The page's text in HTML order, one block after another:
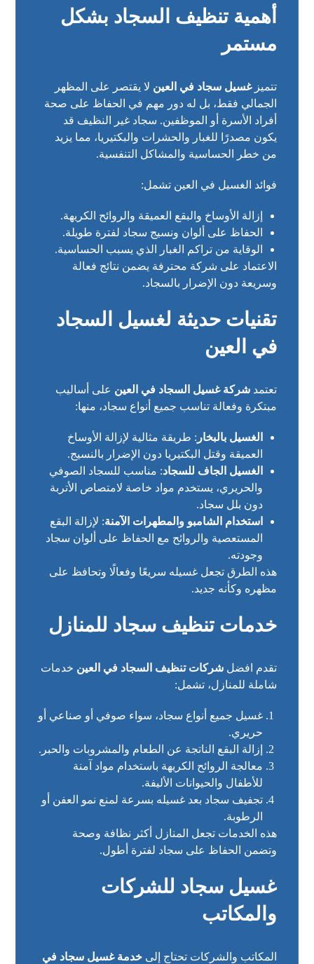
أهمية تنظيف السجاد بشكل
مستمر
تتميزغسيل سجاد في العين لا يقتصر على المظهر
الجمالي فقط، بل له دور مهم في الحفاظ على صحة
أفراد الأسرة أو الموظفين. سجاد غير النظيف قد
يكون مصدرًا للغبار والحشرات والبكتيريا، مما يزيد
من خطر الحساسية والمشاكل التنفسية.
فوائد الغسيل في العين تشمل:
إزالة الأوساخ والبقع العميقة والروائح الكريهة.
الحفاظ على ألوان ونسيج سجاد لفترة طويلة.
الوقاية من تراكم الغبار الذي يسبب الحساسية.
الاعتماد على شركة محترفة يضمن نتائج فعالة
وسريعة دون الإضرار بالسجاد.
تقنيات حديثة لغسيل السجاد
في العين
تعتمدشركة غسيل السجاد في العين على أساليب
مبتكرة وفعالة تناسب جميع أنواع سجاد، منها:
الغسيل بالبخار : طريقة مثالية لإزالة الأوساخ
العميقة وقتل البكتيريا دون الإضرار بالنسيج.
الغسيل الجاف للسجاد: مناسب للسجاد الصوفي
والحريري، يستخدم مواد خاصة لامتصاص الأتربة
دون بلل سجاد.
استخدام الشامبو والمطهرات الآمنة: لإزالة البقع
المستعصية والروائح مع الحفاظ على ألوان سجاد
وجودته.
هذه الطرق تجعل غسيله سريعًا وفعالًا وتحافظ على
مظهره وكأنه جديد.
خدمات تنظيف سجاد للمنازل
تقدم افضلشركات تنظيف السجاد في العين خدمات
شاملة للمنازل، تشمل:
غسيل جميع أنواع سجاد، سواء صوفي أو صناعي أو
حريري.
إزالة البقع الناتجة عن الطعام والمشروبات والحبر.
معالجة الروائح الكريهة باستخدام مواد آمنة
للأطفال والحيوانات الأليفة.
تجفيف سجاد بعد غسيله بسرعة لمنع نمو العفن أو
الرطوبة.
هذه الخدمات تجعل المنازل أكثر نظافة وصحة
وتضمن الحفاظ على سجاد لفترة أطول.
غسيل سجاد للشركات
والمكاتب
المكاتب والشركات تحتاج إلىخدمة غسيل سجاد في